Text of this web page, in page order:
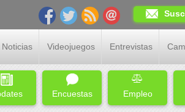
Noticias Videojuegos Entrevistas
Encuestas Empleo